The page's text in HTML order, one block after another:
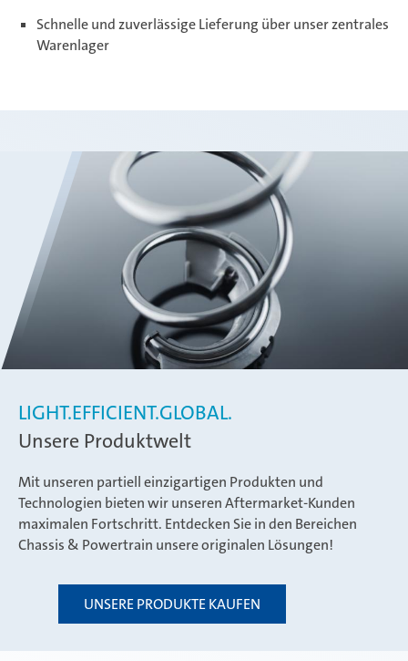
Schnelle und zuverlässige Lieferung über unser zentrales
Warenlager
LIGHT.EFFICIENT.GLOBAL.
Unsere Produktwelt
Mit unseren partiell einzigartigen Produkten und
Technologien bieten wir unseren Aftermarket-Kunden
maximalen Fortschritt. Entdecken Sie in den Bereichen
Chassis & Powertrain unsere originalen Lösungen!
UNSERE PRODUKTE KAUFEN